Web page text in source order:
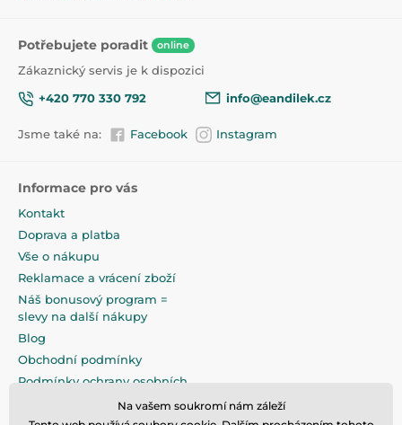
Potřebujete poradit online
Zákaznický servis je k dispozici
+420 770 330 792
info@eandilek.cz
Jsme také na: Facebook Instagram
Informace pro vás
Kontakt
Doprava a platba
Vše o nákupu
Reklamace a vrácení zboží
Náš bonusový program =
slevy na další nákupy
Blog
Obchodní podmínky
Podmínky ochrany osobních
Na pečlivé zabalení klademe
Na vašem soukromí nám záleží